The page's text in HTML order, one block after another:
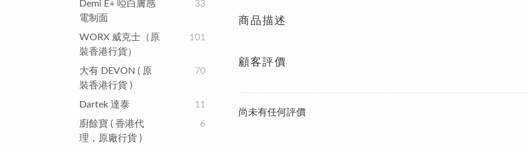
Demi E+ 啞白膚感
電制面
33
WORX 威克士（原
裝香港行貨）
101
大有 DEVON ( 原
裝香港行貨 )
70
Dartek 達泰
11
廚餘寶 ( 香港代
理，原廠行貨 )
6
商品描述
顧客評價
尚未有任何評價